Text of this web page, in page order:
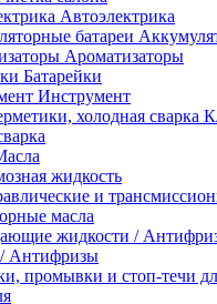
Автоэлектрика
Ароматизаторы
Батарейки
Инструмент
жидкость
и
масла
Антифризы